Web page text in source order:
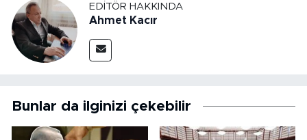
EDITÖR HAKKINDA
Ahmet Kacır
Bunlar da ilginizi çekebilir